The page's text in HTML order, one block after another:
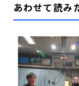
あわせて読み